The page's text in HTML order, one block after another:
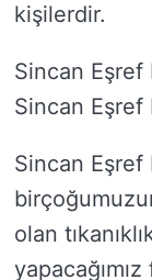
kişilerdir.
Sincan Eşref
Sincan
Sincan Eşref
olan